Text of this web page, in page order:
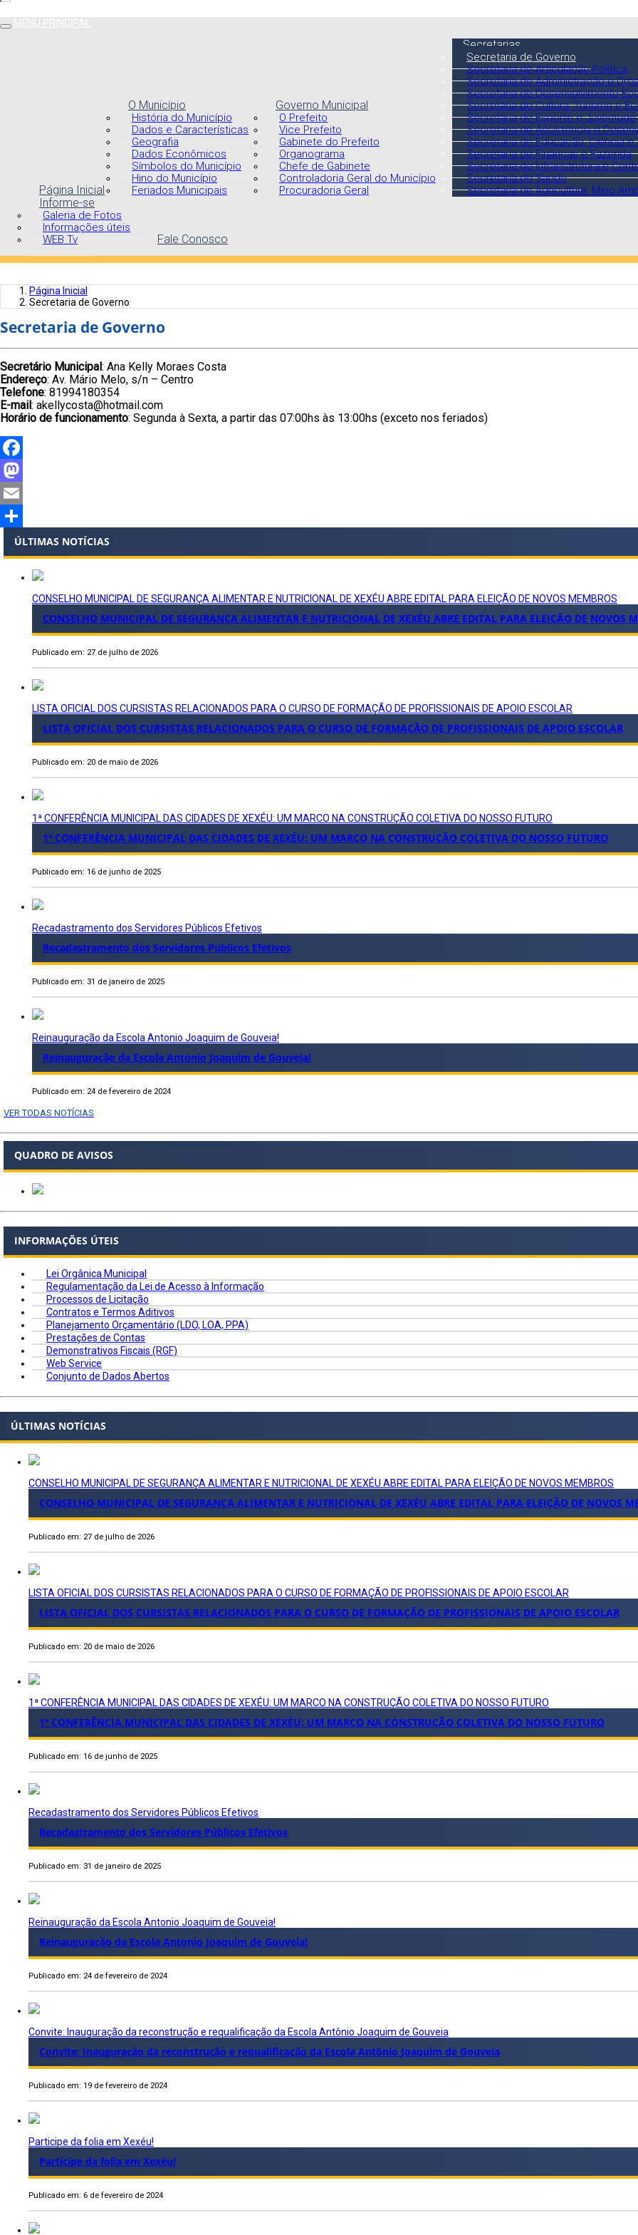
Página Inicial
O Município
História do Município
Dados e Características
Geografia
Dados Econômicos
Símbolos do Município
Hino do Município
Feriados Municipais
Governo Municipal
O Prefeito
Vice Prefeito
Gabinete do Prefeito
Organograma
Chefe de Gabinete
Controladoria Geral do Município
Procuradoria Geral
Secretarias
Secretaria de Governo
Secretaria de Articulação Política
Secretaria de Administração e
Secretaria de Desenvolvimento
Secretaria de Cultura, Turismo e
Secretaria de Esporte e Juventude
Secretaria de Assistência e
Secretaria de Educação, Ciência e
Secretaria de Finanças e Fazenda
Secretaria de Infraestrutura e
Secretaria de Saúde
Secretaria de Agricultura, Meio
Informe-se
Galeria de Fotos
Informações úteis
WEB Tv
Fale Conosco
Página Inicial
Secretaria de Governo
Secretaria de Governo
Secretário Municipal : Ana Kelly Moraes Costa
Endereço: Av. Mário Melo, s/n – Centro
Telefone: 81994180354
E-mail : akellycosta@hotmail.com
Horário de funcionamento: Segunda à Sexta, a partir das 07:00hs às 13:00hs (exceto nos feriados)
Facebook
Mastodon
Email
Share
ÚLTIMAS NOTÍCIAS
CONSELHO MUNICIPAL DE SEGURANÇA ALIMENTAR E NUTRICIONAL DE XEXÉU ABRE EDITAL PARA ELEIÇÃO DE NOVOS MEMBROS
CONSELHO MUNICIPAL DE SEGURANÇA ALIMENTAR E NUTRICIONAL DE XEXÉU ABRE EDITAL PARA ELEIÇÃO DE NOVOS
Publicado em: 27 de julho de 2026
LISTA OFICIAL DOS CURSISTAS RELACIONADOS PARA O CURSO DE FORMAÇÃO DE PROFISSIONAIS DE APOIO ESCOLAR
LISTA OFICIAL DOS CURSISTAS RELACIONADOS PARA O CURSO DE FORMAÇÃO DE PROFISSIONAIS DE APOIO ESCOLAR
Publicado em: 20 de maio de 2026
1ª CONFERÊNCIA MUNICIPAL DAS CIDADES DE XEXÉU: UM MARCO NA CONSTRUÇÃO COLETIVA DO NOSSO FUTURO
1ª CONFERÊNCIA MUNICIPAL DAS CIDADES DE XEXÉU: UM MARCO NA CONSTRUÇÃO COLETIVA DO NOSSO FUTURO
Publicado em: 16 de junho de 2025
Recadastramento dos Servidores Públicos Efetivos
Recadastramento dos Servidores Públicos Efetivos
Publicado em: 31 de janeiro de 2025
Reinauguração da Escola Antonio Joaquim de Gouveia!
Reinauguração da Escola Antonio Joaquim de Gouveia!
Publicado em: 24 de fevereiro de 2024
VER TODAS NOTÍCIAS
QUADRO DE AVISOS
INFORMAÇÕES ÚTEIS
Lei Orgânica Municipal
Regulamentação da Lei de Acesso à Informação
Processos de Licitação
Contratos e Termos Aditivos
Planejamento Orçamentário (LDO, LOA, PPA)
Prestações de Contas
Demonstrativos Fiscais (RGF)
Web Service
Conjunto de Dados Abertos
ÚLTIMAS NOTÍCIAS
CONSELHO MUNICIPAL DE SEGURANÇA ALIMENTAR E NUTRICIONAL DE XEXÉU ABRE EDITAL PARA ELEIÇÃO DE NOVOS MEMBROS
CONSELHO MUNICIPAL DE SEGURANÇA ALIMENTAR E NUTRICIONAL DE XEXÉU ABRE EDITAL PARA ELEIÇÃO DE NOVOS
Publicado em: 27 de julho de 2026
LISTA OFICIAL DOS CURSISTAS RELACIONADOS PARA O CURSO DE FORMAÇÃO DE PROFISSIONAIS DE APOIO ESCOLAR
LISTA OFICIAL DOS CURSISTAS RELACIONADOS PARA O CURSO DE FORMAÇÃO DE PROFISSIONAIS DE APOIO ESCOLAR
Publicado em: 20 de maio de 2026
1ª CONFERÊNCIA MUNICIPAL DAS CIDADES DE XEXÉU: UM MARCO NA CONSTRUÇÃO COLETIVA DO NOSSO FUTURO
1ª CONFERÊNCIA MUNICIPAL DAS CIDADES DE XEXÉU: UM MARCO NA CONSTRUÇÃO COLETIVA DO NOSSO FUTURO
Publicado em: 16 de junho de 2025
Recadastramento dos Servidores Públicos Efetivos
Recadastramento dos Servidores Públicos Efetivos
Publicado em: 31 de janeiro de 2025
Reinauguração da Escola Antonio Joaquim de Gouveia!
Reinauguração da Escola Antonio Joaquim de Gouveia!
Publicado em: 24 de fevereiro de 2024
Convite: Inauguração da reconstrução e requalificação da Escola Antônio Joaquim de Gouveia
Convite: Inauguração da reconstrução e requalificação da Escola Antônio Joaquim de Gouveia
Publicado em: 19 de fevereiro de 2024
Participe da folia em Xexéu!
Participe da folia em Xexéu!
Publicado em: 6 de fevereiro de 2024